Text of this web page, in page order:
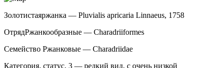
Золотистаяржанка — Pluvialis apricaria Linnaeus, 1758
ОтрядРжанкообразные — Charadriiformes
Семейство Ржанковые — Charadriidae
Категория, статус. 3 — редкий вид, с очень низкой